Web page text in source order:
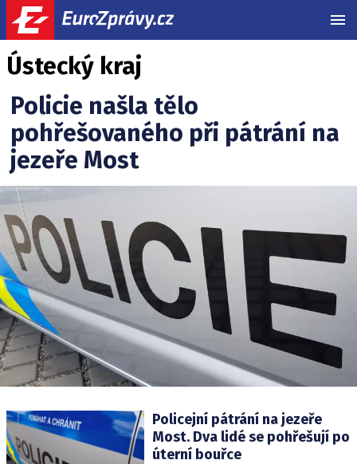
Ústecký kraj
Související
články:
Policie našla tělo
pohřešovaného při pátrání na
jezeře Most
Policejní pátrání na jezeře
Most. Dva lidé se pohřešují po
úterní bouřce